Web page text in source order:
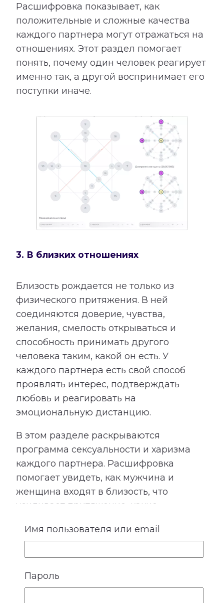
Расшифровка показывает, как
положительные и сложные качества
каждого партнера могут отражаться на
отношениях. Этот раздел помогает
понять, почему один человек реагирует
именно так, а другой воспринимает его
поступки иначе.
3. В близких отношениях
Близость рождается не только из
физического притяжения. В ней
соединяются доверие, чувства,
желания, смелость открываться и
способность принимать другого
человека таким, какой он есть. У
каждого партнера есть свой способ
проявлять интерес, подтверждать
любовь и реагировать на
эмоциональную дистанцию.
В этом разделе раскрываются
программа сексуальности и харизма
каждого партнера. Расшифровка
помогает увидеть, как мужчина и
женщина входят в близость, что
усиливает притяжение, какие
и где важно особенно бережно
Имя пользователя или email
Пароль